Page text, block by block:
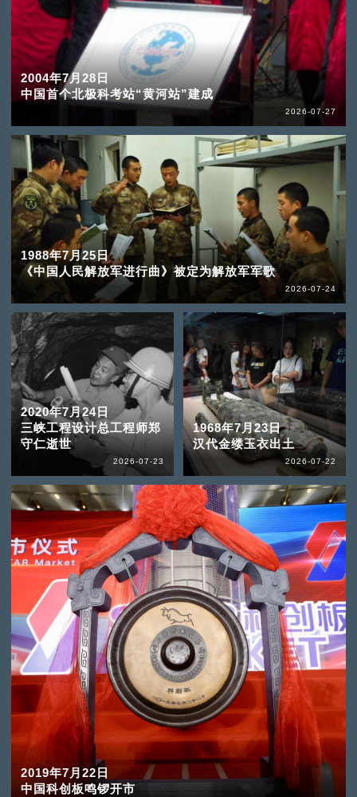
2004年7月28日
中国首个北极科考站“黄河站”建成
2026-07-27
1988年7月25日
《中国人民解放军进行曲》被定为解放军军歌
2026-07-24
2020年7月24日
三峡工程设计总工程师郑
守仁逝世
2026-07-23
1968年7月23日
汉代金缕玉衣出土
2026-07-22
2019年7月22日
中国科创板鸣锣开市